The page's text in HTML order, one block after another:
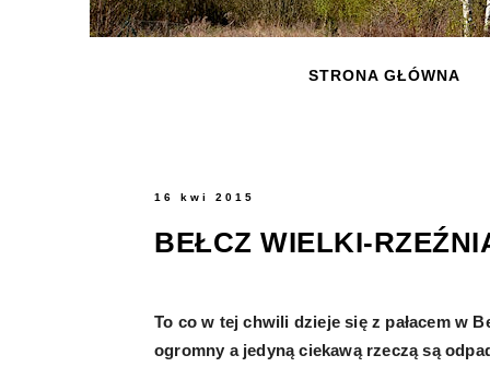
STRONA GŁÓWNA
16 kwi 2015
BEŁCZ WIELKI-
To co w tej chwili dzieje się z pałacem w
ogromny a jedyną ciekawą rzeczą są